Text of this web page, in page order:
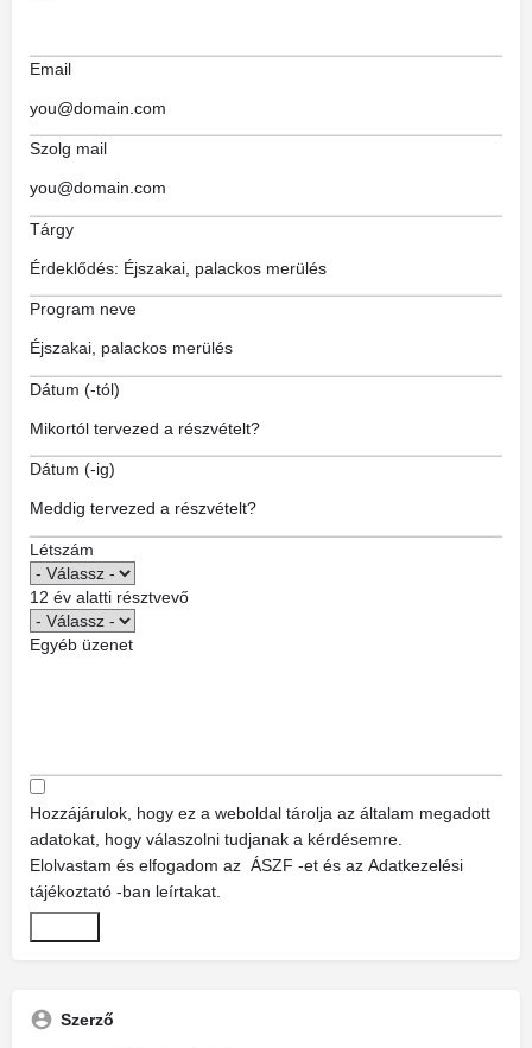
Email
Szolg mail
Tárgy
Program neve
Dátum (-tól)
Dátum (-ig)
Létszám
12 év alatti résztvevő
Egyéb üzenet
Hozzájárulok, hogy ez a weboldal tárolja az általam megadott
adatokat, hogy válaszolni tudjanak a kérdésemre.
Elolvastam és elfogadom az ÁSZF -et és az Adatkezelési
tájékoztató -ban leírtakat.
Szerző